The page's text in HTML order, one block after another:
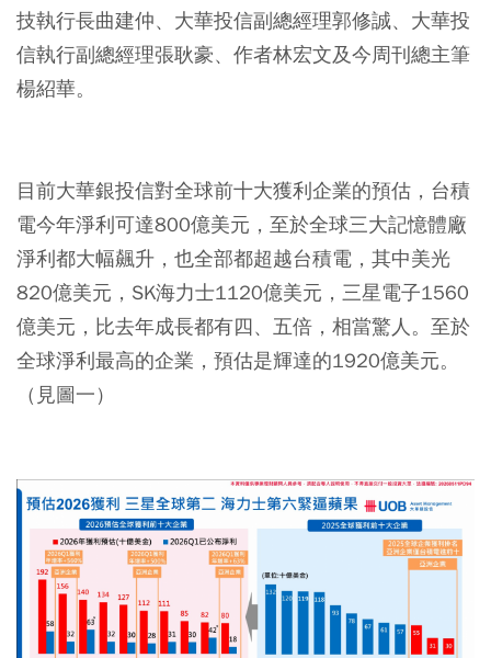
技執行長曲建仲、大華投信副總經理郭修誠、大華投
信執行副總經理張耿豪、作者林宏文及今周刊總主筆
楊紹華。
目前大華銀投信對全球前十大獲利企業的預估，台積
電今年淨利可達800億美元，至於全球三大記憶體廠
淨利都大幅飆升，也全部都超越台積電，其中美光
820億美元，SK海力士1120億美元，三星電子1560
億美元，比去年成長都有四、五倍，相當驚人。至於
全球淨利最高的企業，預估是輝達的1920億美元。
（見圖一）